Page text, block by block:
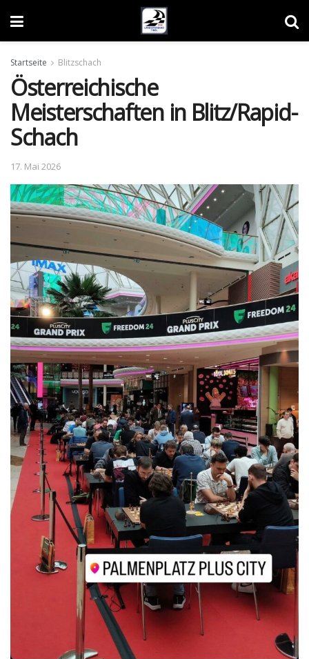
Startseite Blitzschach
Österreichische
Meisterschaften in Blitz/Rapid-
Schach
17. Mai 2026